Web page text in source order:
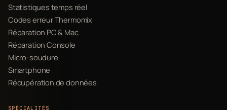
Statistiques temps réel
Codes erreur Thermomix
Réparation PC & Mac
Réparation Console
Micro-soudure
Smartphone
Récupération de données
SPÉCIALITÉS